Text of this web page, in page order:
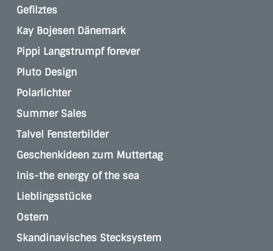
Gefilztes
Kay Bojesen Dänemark
Pippi Langstrumpf forever
Pluto Design
Polarlichter
Summer Sales
Talvel Fensterbilder
Geschenkideen zum Muttertag
Inis-the energy of the sea
Lieblingsstücke
Ostern
Skandinavisches Stecksystem